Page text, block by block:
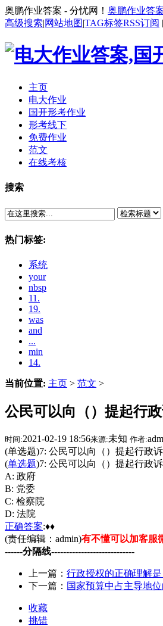
奥鹏作业答案 - 分忧网！ 奥鹏作业答
高级搜索|网站地图|TAG标签RSS订阅
主页
电大作业
国开形考作业
形考线下
免费作业
范文
在线考核
搜索
热门标签:
系统
your
nbsp
11.
19.
was
and
...
min
14.
当前位置: 主页 > 范文 >
公民可以向（）提起行
时间:2021-02-19 18:56来源:未知 作者:
(单选题)7: 公民可以向（）提起行政
(单选题)7: 公民可以向（）提起行政
A: 政府
B: 党委
C: 检察院
D: 法院
正确答案:♦♦
(责任编辑：admin)有不懂可以加客服
------分隔线----------------------------
上一篇： 行政授权的正确理解是
下一篇： 国家预算中占主导地位
收藏
挑错